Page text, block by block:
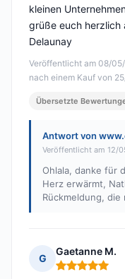
Veröffentlicht am 08/
nach einem Kauf von
kleinen
grüße euch herzlich
Delaunay
Übersetzte
Antwort von
Veröffentlicht am 12/
Ohlala, danke für
Herz erwärmt,
Rückmeldung,
G
Gaetanne M.
Hinweis: 5 von